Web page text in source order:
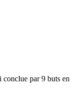
conclue par 9 buts en